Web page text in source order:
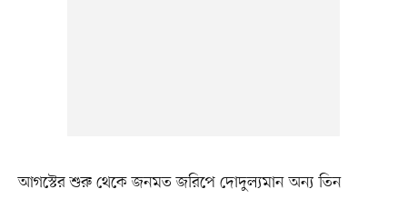
আগস্টের শুরু থেকে জনমত জরিপে দোদুল্যমান অন্য তিন